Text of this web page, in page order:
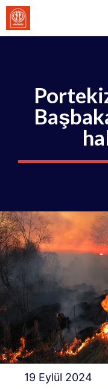
İçeriğe
atla
19 Eylül 2024